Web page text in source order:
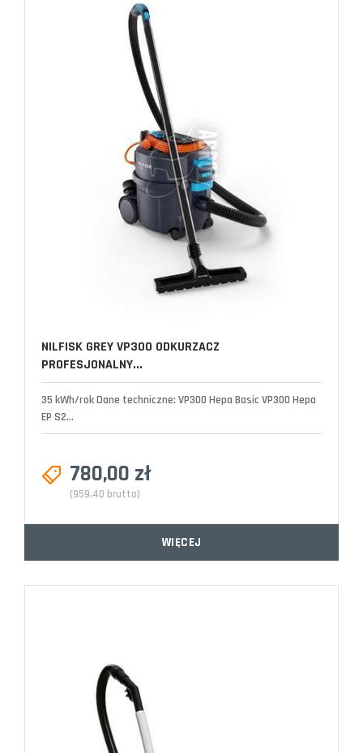
NILFISK GREY VP300 ODKURZACZ
PROFESJONALNY...
35 kWh/rok Dane techniczne: VP300 Hepa Basic VP300 Hepa
EP S2...
780,00 zł
(959,40 brutto)
WIĘCEJ